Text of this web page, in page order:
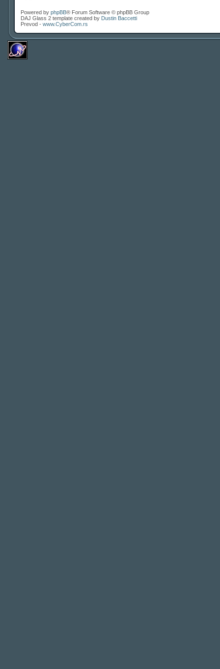
Powered by phpBB® Forum Software © phpBB Group
DAJ Glass 2 template created by Dustin Baccetti
Prevod - www.CyberCom.rs